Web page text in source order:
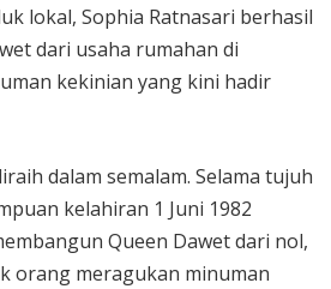
lokal, Sophia Ratnasari berhasil
dari usaha rumahan di
kekinian yang kini hadir
dalam semalam. Selama tujuh
kelahiran 1 Juni 1982
Queen Dawet dari nol,
orang meragukan minuman